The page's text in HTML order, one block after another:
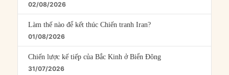
02/08/2026
Làm thế nào để kết thúc Chiến tranh Iran?
01/08/2026
Chiến lược kế tiếp của Bắc Kinh ở Biển Đông
31/07/2026